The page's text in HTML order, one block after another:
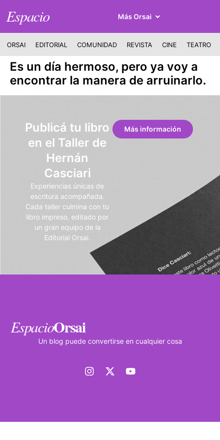
Espacio Más Orsai
ORSAI EDITORIAL COMUNIDAD REVISTA CINE TEATRO
Es un día hermoso, pero ya voy a
encontrar la manera de arruinarlo.
Publicá tu libro
en el Taller de
Hernán
Casciari
Experiencias únicas de
escritura acompañada.
Cada taller culmina con tu
libro impreso, editado por
un gran equipo de la
Editorial Orsai.
Más información
EspacioOrsai
Un blog puede convertirse en cualquier cosa